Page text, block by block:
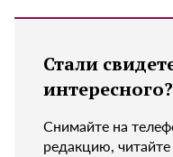
Стали
интересного?
Снимайте на
редакцию,